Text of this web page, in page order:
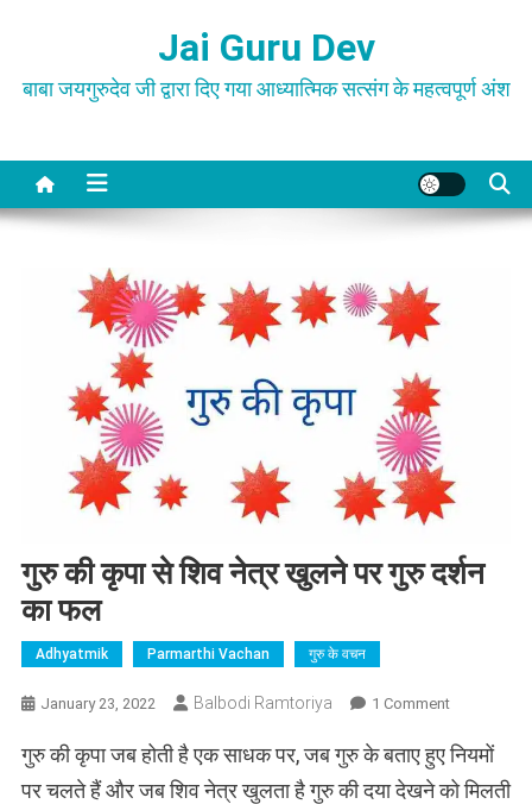
content
Jai Guru Dev
बाबा जयगुरुदेव जी द्वारा दिए गया आध्यात्मिक सत्संग के महत्वपूर्ण अंश
गुरु की कृपा से शिव नेत्र खुलने पर गुरु दर्शन
का फल
Adhyatmik Parmarthi Vachan गुरु के वचन
January 23, 2022 Balbodi Ramtoriya 1 CommentOn
की
कृपा
गुरु की कृपा जब होती है एक साधक पर, जब गुरु के बताए हुए नियमों
पर चलते हैं और जब शिव नेत्र खुलता है गुरु की दया देखने को मिलती